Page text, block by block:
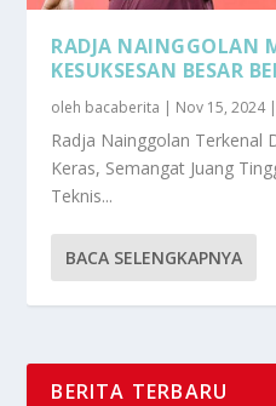
RADJA NAINGGOLAN
KESUKSESAN BESAR
oleh bacaberita | Nov 15, 2024|
Radja Nainggolan Terkenal
Keras, Semangat Juang
Teknis...
BACA SELENGKAPNYA
BERITA TERBARU